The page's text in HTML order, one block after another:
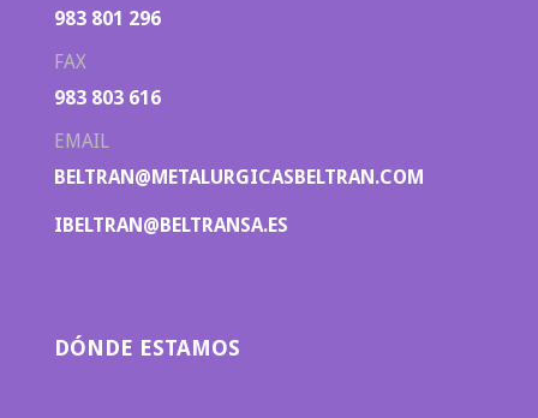
983 801 296
FAX
983 803 616
EMAIL
BELTRAN@METALURGICASBELTRAN.COM
IBELTRAN@BELTRANSA.ES
DÓNDE ESTAMOS